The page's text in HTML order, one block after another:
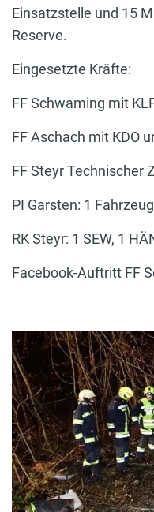
Einsatzstelle und 15
Reserve.
Eingesetzte Kräfte:
FF Schwaming mit
FF Aschach mit KDO
FF Steyr Technischer
PI Garsten: 1 Fahrzeug
RK Steyr: 1 SEW, 1
Facebook-Auftritt FF